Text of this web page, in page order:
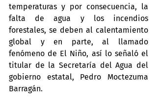
temperaturas y por consecuencia, la
falta de agua y los incendios
forestales, se deben al calentamiento
global y en parte, al llamado
fenómeno de El Niño, así lo señaló el
titular de la Secretaría del Agua del
gobierno estatal, Pedro Moctezuma
Barragán.